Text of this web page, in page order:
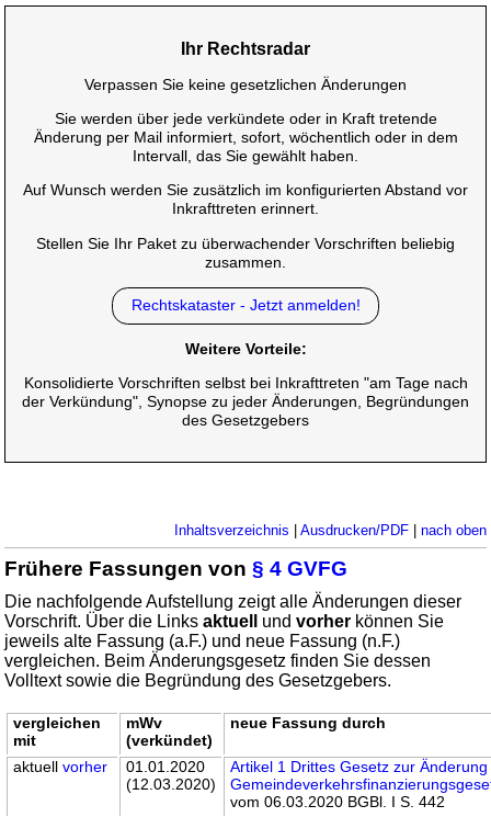
Ihr Rechtsradar
Verpassen Sie keine gesetzlichen Änderungen
Sie werden über jede verkündete oder in Kraft tretende
Änderung per Mail informiert, sofort, wöchentlich oder in dem
Intervall, das Sie gewählt haben.
Auf Wunsch werden Sie zusätzlich im konfigurierten Abstand vor
Inkrafttreten erinnert.
Stellen Sie Ihr Paket zu überwachender Vorschriften beliebig
zusammen.
Rechtskataster - Jetzt anmelden!
Weitere Vorteile:
Konsolidierte Vorschriften selbst bei Inkrafttreten "am Tage nach
der Verkündung", Synopse zu jeder Änderungen, Begründungen
des Gesetzgebers
Inhaltsverzeichnis Ausdrucken/PDF| nach oben
Frühere Fassungen von§ 4 GVFG
Die nachfolgende Aufstellung zeigt alle Änderungen dieser
Vorschrift. Über die Linksaktuell undvorher können Sie
jeweils alte Fassung (a.F.) und neue Fassung (n.F.)
vergleichen. Beim Änderungsgesetz finden Sie dessen
Volltext sowie die Begründung des Gesetzgebers.
vergleichen
mit
mWv
(verkündet)
neue Fassung durch
aktuellvorher
01.01.2020
(12.03.2020)
Artikel 1 Drittes Gesetz zur
vom 06.03.2020 BGBl. I S. 442